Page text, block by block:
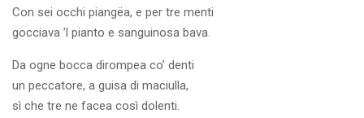
Con sei occhi piangëa, e per tre menti
gocciava ’l pianto e sanguinosa bava.
Da ogne bocca dirompea co’ denti
un peccatore, a guisa di maciulla,
sì che tre ne facea così dolenti.